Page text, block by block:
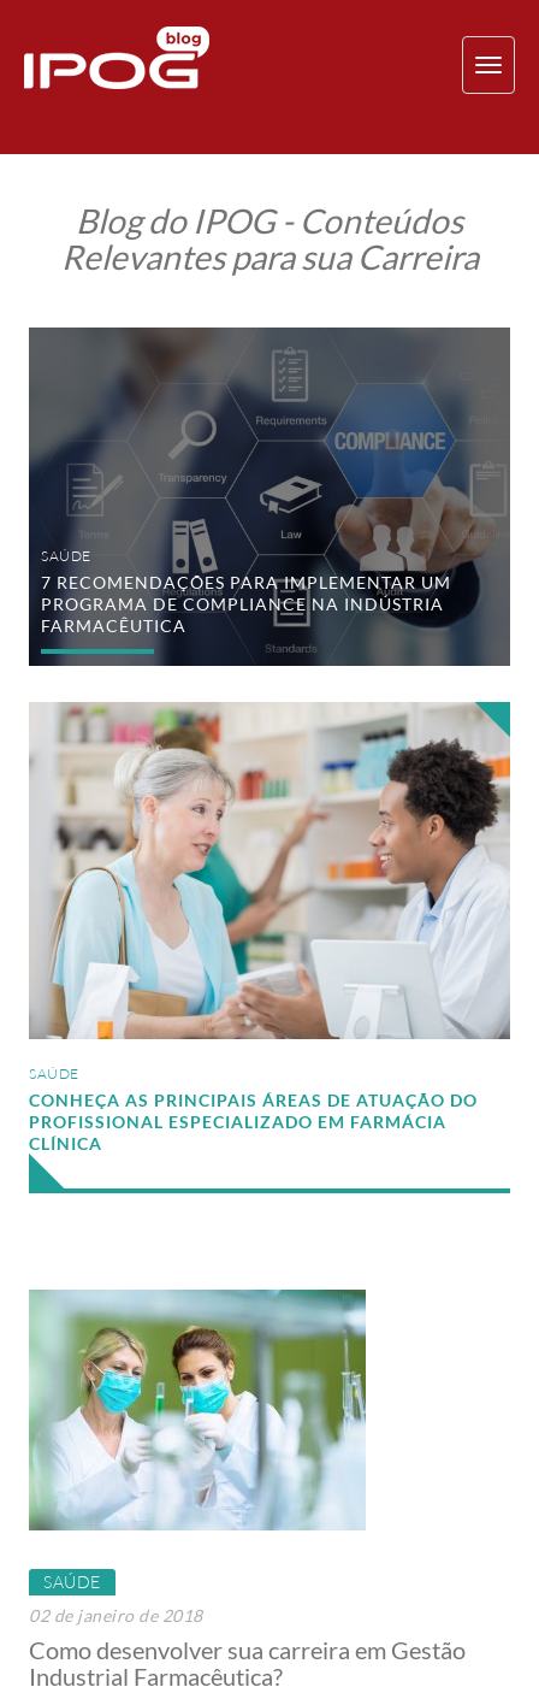
Blog do IPOG - Conteúdos
Relevantes para sua Carreira
7
programa
Compliance
indústria
farmacêutica
SAÚDE
7 RECOMENDAÇÕES PARA IMPLEMENTAR UM
PROGRAMA DE COMPLIANCE NA INDÚSTRIA
FARMACÊUTICA
Conheça
principais
áreas
atuação
profissional
especializado
Farmácia
Clínica
SAÚDE
CONHEÇA AS PRINCIPAIS ÁREAS DE ATUAÇÃO DO
PROFISSIONAL ESPECIALIZADO EM FARMÁCIA
CLÍNICA
SAÚDE
02 de janeiro de 2018
Como desenvolver sua carreira em Gestão
Industrial Farmacêutica?